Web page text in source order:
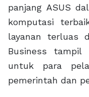
panjang ASUS
komputasi
layanan terluas
Business tampil
untuk para
pemerintah dan